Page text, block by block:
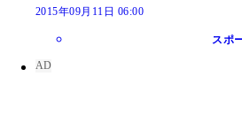
2015年09月11日 06:00
スポ